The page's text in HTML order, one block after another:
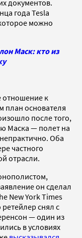
документов.
года Tesla
можно
Маск: кто из
отношение к
план основателя
после того,
Маска — полет на
Оба
частного
отрасли.
он сделал
New York Times
снял с
— один из
в условиях